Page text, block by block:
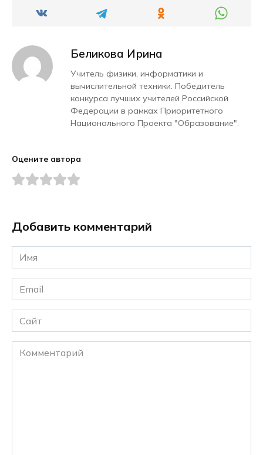
Беликова Ирина
Учитель физики, информатики и
вычислительной техники. Победитель
конкурса лучших учителей Российской
Федерации в рамках Приоритетного
Национального Проекта "Образование".
Оцените автора
Добавить комментарий
Имя
*
Email
*
Сайт
Комментарий